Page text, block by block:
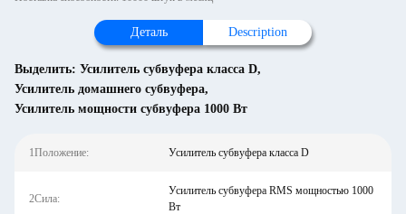
Деталь Description
Выделить: Усилитель субвуфера класса D,
Усилитель домашнего субвуфера,
Усилитель мощности субвуфера 1000 Вт
1Положение: Усилитель субвуфера класса D
2Сила:
Усилитель субвуфера RMS мощностью 1000
Вт